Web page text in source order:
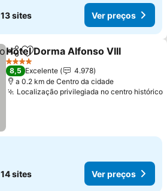
13 sites Ver preços
PartilharAdicionar aos favoritos
Hotel Dorma Alfonso VIII
4 Estrelas
8,5 Excelente
4.978
a 0.2 km de Centro da cidade
Localização privilegiada no centro histórico
14 sites Ver preços